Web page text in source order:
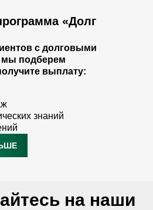
«Долг
с долговыми
подберем
выплату:
знаний
на наши